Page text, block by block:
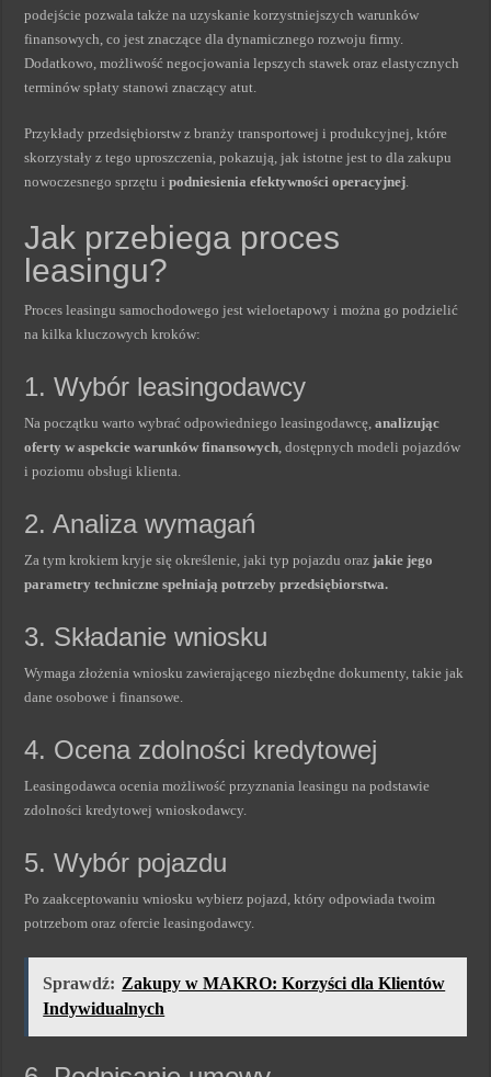
podejście pozwala także na uzyskanie korzystniejszych warunków
finansowych, co jest znaczące dla dynamicznego rozwoju firmy.
Dodatkowo, możliwość negocjowania lepszych stawek oraz elastycznych
terminów spłaty stanowi znaczący atut.
Przykłady przedsiębiorstw z branży transportowej i produkcyjnej, które
skorzystały z tego uproszczenia, pokazują, jak istotne jest to dla zakupu
nowoczesnego sprzętu ipodniesienia efektywności operacyjnej.
Jak przebiega proces
leasingu?
Proces leasingu samochodowego jest wieloetapowy i można go podzielić
na kilka kluczowych kroków:
1. Wybór leasingodawcy
Na początku warto wybrać odpowiedniego leasingodawcę,analizując
oferty w aspekcie warunków finansowych, dostępnych modeli pojazdów
i poziomu obsługi klienta.
2. Analiza wymagań
Za tym krokiem kryje się określenie, jaki typ pojazdu orazjakie jego
parametry techniczne spełniają potrzeby przedsiębiorstwa.
3. Składanie wniosku
Wymaga złożenia wniosku zawierającego niezbędne dokumenty, takie jak
dane osobowe i finansowe.
4. Ocena zdolności kredytowej
Leasingodawca ocenia możliwość przyznania leasingu na podstawie
zdolności kredytowej wnioskodawcy.
5. Wybór pojazdu
Po zaakceptowaniu wniosku wybierz pojazd, który odpowiada twoim
potrzebom oraz ofercie leasingodawcy.
Sprawdź: Zakupy w MAKRO: Korzyści dla Klientów
Indywidualnych